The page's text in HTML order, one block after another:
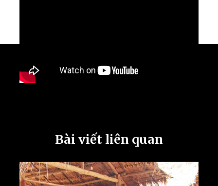
Bài viết liên quan